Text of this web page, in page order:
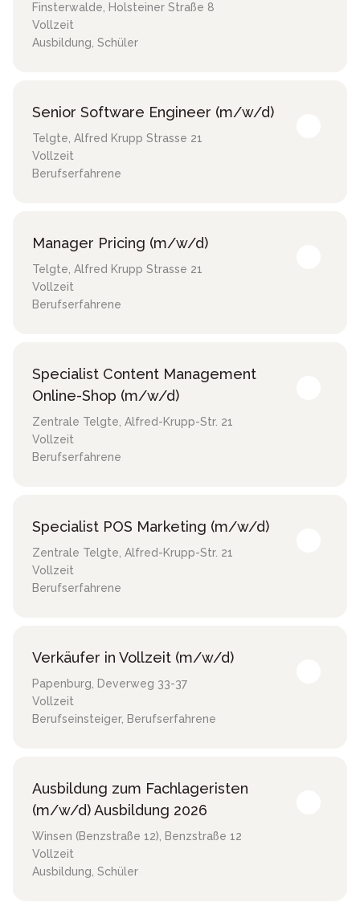
Finsterwalde, Holsteiner Straße 8
Vollzeit
Ausbildung, Schüler
Senior Software Engineer (m/w/d)
Telgte, Alfred Krupp Strasse 21
Vollzeit
Berufserfahrene
Manager Pricing (m/w/d)
Telgte, Alfred Krupp Strasse 21
Vollzeit
Berufserfahrene
Specialist Content Management
Online-Shop (m/w/d)
Zentrale Telgte, Alfred-Krupp-Str. 21
Vollzeit
Berufserfahrene
Specialist POS Marketing (m/w/d)
Zentrale Telgte, Alfred-Krupp-Str. 21
Vollzeit
Berufserfahrene
Verkäufer in Vollzeit (m/w/d)
Papenburg, Deverweg 33-37
Vollzeit
Berufseinsteiger, Berufserfahrene
Ausbildung zum Fachlageristen
(m/w/d) Ausbildung 2026
Winsen (Benzstraße 12), Benzstraße 12
Vollzeit
Ausbildung, Schüler